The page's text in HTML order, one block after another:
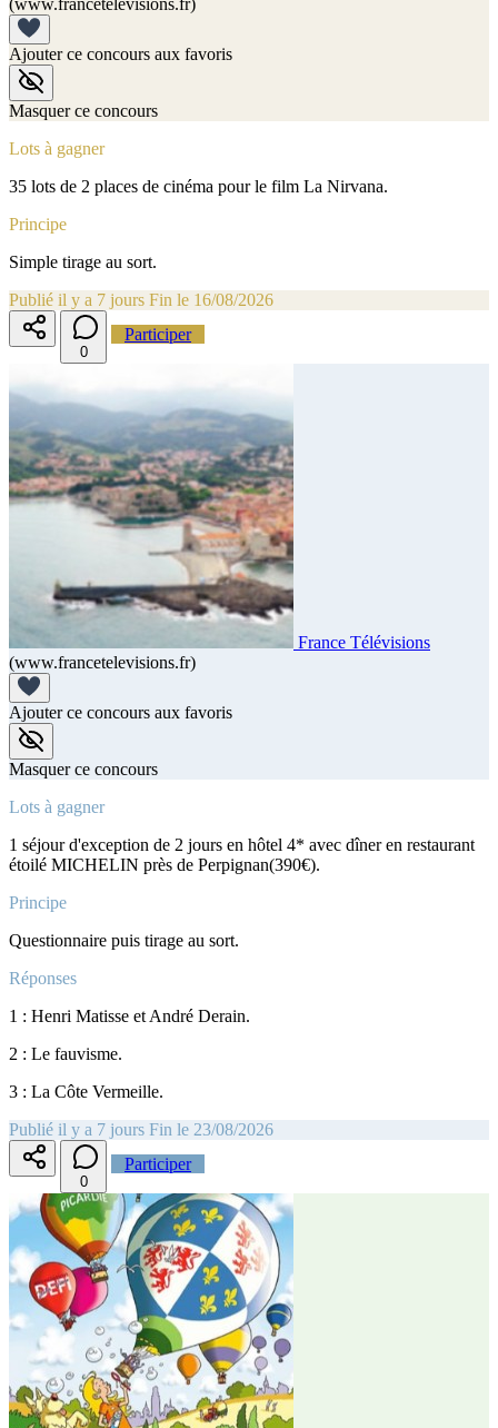
(www.francetelevisions.fr)
Ajouter ce concours aux favoris
Masquer ce concours
Lots à gagner
35 lots de 2 places de cinéma pour le film La Nirvana.
Principe
Simple tirage au sort.
Publié il y a 7 jours Fin le 16/08/2026
0
Participer
France Télévisions
(www.francetelevisions.fr)
Ajouter ce concours aux favoris
Masquer ce concours
Lots à gagner
1 séjour d'exception de 2 jours en hôtel 4* avec dîner en restaurant
étoilé MICHELIN près de Perpignan(390€).
Principe
Questionnaire puis tirage au sort.
Réponses
1 : Henri Matisse et André Derain.
2 : Le fauvisme.
3 : La Côte Vermeille.
Publié il y a 7 jours Fin le 23/08/2026
0
Participer